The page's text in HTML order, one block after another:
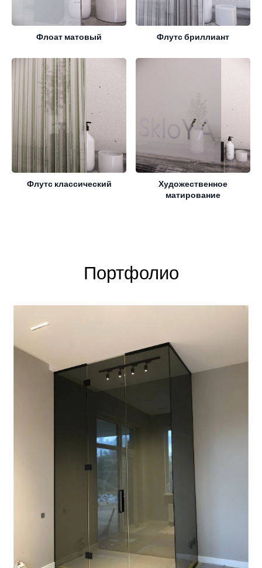
Флоат матовый Флутс бриллиант
Флутс классический
Художественное
матирование
Портфолио